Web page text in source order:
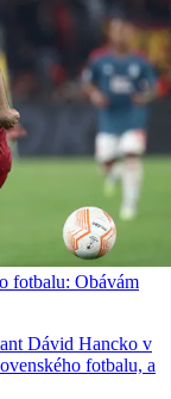
fotbalu: Obávám
Dávid Hancko v
fotbalu, a